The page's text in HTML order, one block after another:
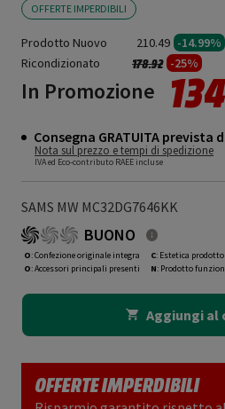
OFFERTE IMPERDIBILI
Prodotto Nuovo 210.49 -14.99%
Ricondizionato
Prezzo ridotto da
178.92a -25%
In Promozione
Consegna GRATUITA prevista
Nota sul prezzo e tempi di spedizione
IVA ed Eco-contributo RAEE incluse
SAMS MW MC32DG7646KK
BUONO
O: Confezione originale integra
O: Accessori principali presenti
C: Estetica
N: Prodotto
Aggiungi al
OFFERTE IMPERDIBILI